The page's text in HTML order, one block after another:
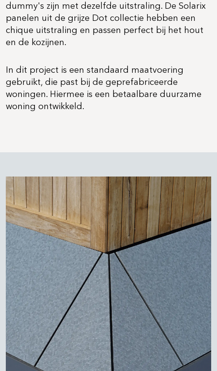
dummy's zijn met dezelfde uitstraling. De Solarix
panelen uit de grijze Dot collectie hebben een
chique uitstraling en passen perfect bij het hout
en de kozijnen.
In dit project is een standaard maatvoering
gebruikt, die past bij de geprefabriceerde
woningen. Hiermee is een betaalbare duurzame
woning ontwikkeld.